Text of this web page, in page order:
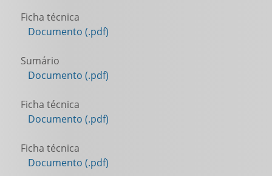
Ficha técnica
Documento (.pdf)
Sumário
Documento (.pdf)
Ficha técnica
Documento (.pdf)
Ficha técnica
Documento (.pdf)